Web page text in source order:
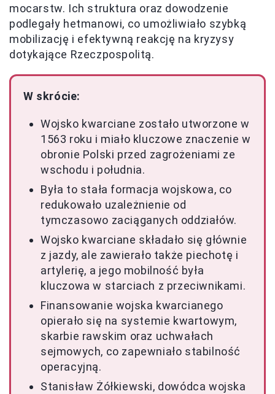
mocarstw. Ich struktura oraz dowodzenie
podlegały hetmanowi, co umożliwiało szybką
mobilizację i efektywną reakcję na kryzysy
dotykające Rzeczpospolitą.
W skrócie:
Wojsko kwarciane zostało utworzone w
1563 roku i miało kluczowe znaczenie w
obronie Polski przed zagrożeniami ze
wschodu i południa.
Była to stała formacja wojskowa, co
redukowało uzależnienie od
tymczasowo zaciąganych oddziałów.
Wojsko kwarciane składało się głównie
z jazdy, ale zawierało także piechotę i
artylerię, a jego mobilność była
kluczowa w starciach z przeciwnikami.
Finansowanie wojska kwarcianego
opierało się na systemie kwartowym,
skarbie rawskim oraz uchwałach
sejmowych, co zapewniało stabilność
operacyjną.
Stanisław Żółkiewski, dowódca wojska